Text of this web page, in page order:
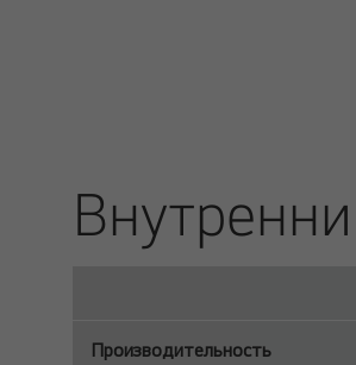
Производительность